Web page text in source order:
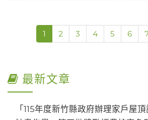
1 2 3 4 5 6
最新文章
「115年度新竹縣政府辦理家戶屋